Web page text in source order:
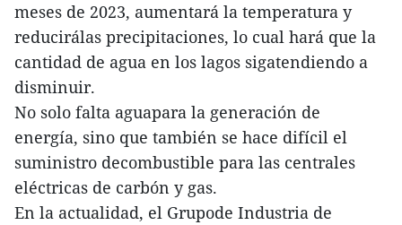
meses de 2023, aumentará la temperatura y
reducirálas precipitaciones, lo cual hará que la
cantidad de agua en los lagos sigatendiendo a
disminuir.
No solo falta aguapara la generación de
energía, sino que también se hace difícil el
suministro decombustible para las centrales
eléctricas de carbón y gas.
En la actualidad, el Grupode Industria de